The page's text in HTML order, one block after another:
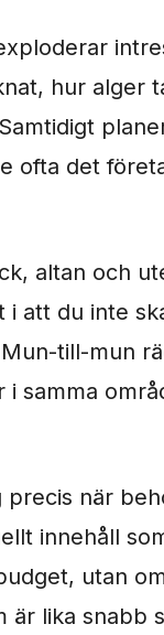
hur alger
ofta det
altan och
i att du inte
till-mun
samma
precis när
innehåll
utan
är lika snabb